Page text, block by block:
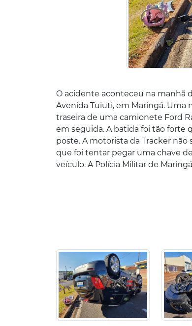
O acidente aconteceu na manhã
Avenida Tuiuti, em Maringá. Uma
traseira de uma camionete Ford
em seguida. A batida foi tão forte
poste. A motorista da Tracker
que foi tentar pegar uma chave
veículo. A Polícia Militar de